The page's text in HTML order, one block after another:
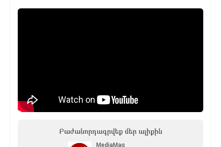
Բաժանորդագրվեք մեր ալիքին